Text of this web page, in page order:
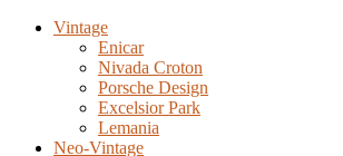
Vintage
Enicar
Nivada Croton
Porsche Design
Excelsior Park
Lemania
Neo-Vintage